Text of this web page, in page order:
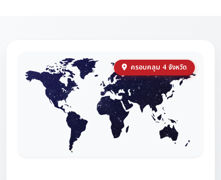
ครอบคลุม 4 จังหวัด